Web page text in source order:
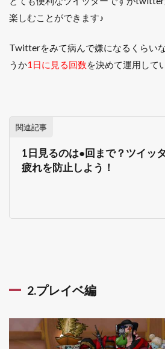
楽しむことができます♪
Twitterをみて病んで嫌になるくらい
うか1日に見る回数を決めて運用して
関連記事
1日見るのは●回まで？ツイッ
疲れを防止しよう！
2.プレイベ編